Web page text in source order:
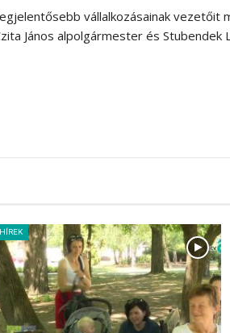
vállalkozásainak vezetőit
János alpolgármester és
HÍREK